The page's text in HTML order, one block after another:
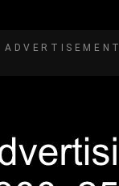
ADVERTISEMENT